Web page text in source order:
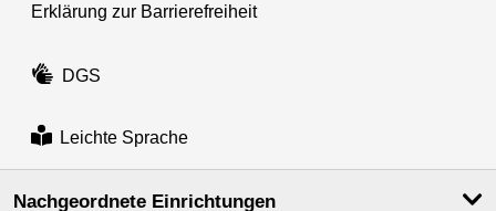
Erklärung zur Barrierefreiheit
DGS
Leichte Sprache
Nachgeordnete Einrichtungen